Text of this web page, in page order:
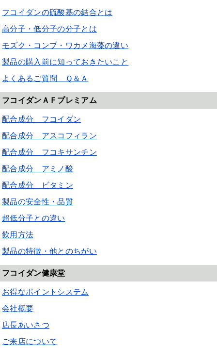
フコイダンの硫酸基の結合とは
高分子・低分子の分子とは
モズク・コンブ・ワカメ海藻の違い
製品の購入前に知っておきたいこと
よくあるご質問 Ｑ＆Ａ
フコイダンＡＦプレミアム
配合成分 フコイダン
配合成分 アスコフィラン
配合成分 フコキサンチン
配合成分 アミノ酸
配合成分 ビタミン
製品の安全性・品質
超低分子との違い
飲用方法
製品の特徴・他とのちがい
フコイダン健康堂
お得なポイントシステム
会社概要
店長あいさつ
ご来店について